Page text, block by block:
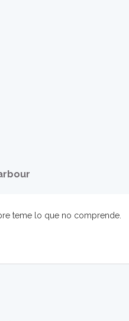
teme lo que no comprende.